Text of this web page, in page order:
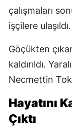
çalışmaları
işçilere ulaşıldı.
Göçükten
kaldırıldı.
Necmettin
Hayatını
Çıktı